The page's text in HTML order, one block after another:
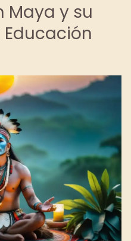
Maya y su